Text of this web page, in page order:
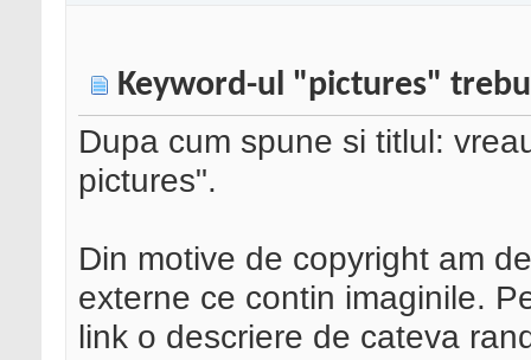
Keyword-ul "pictures"
Dupa cum spune si titlul:
pictures".
Din motive de copyright am
externe ce contin imaginile.
link o descriere de cateva